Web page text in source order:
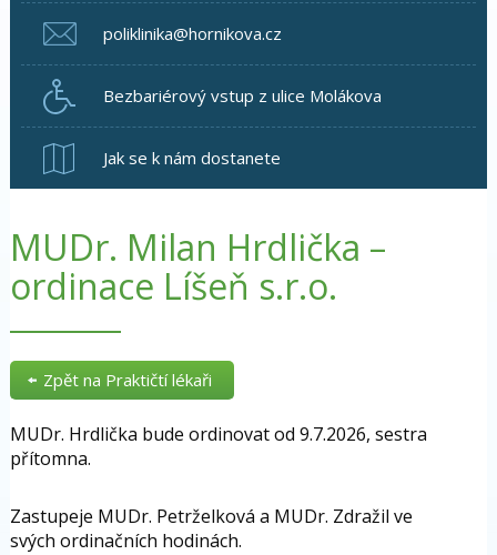
poliklinika@hornikova.cz
Bezbariérový vstup z ulice Molákova
Jak se k nám dostanete
MUDr. Milan Hrdlička –
ordinace Líšeň s.r.o.
Zpět na Praktičtí lékaři
MUDr. Hrdlička bude ordinovat od 9.7.2026, sestra
přítomna.
Zastupeje MUDr. Petrželková a MUDr. Zdražil ve
svých ordinačních hodinách.